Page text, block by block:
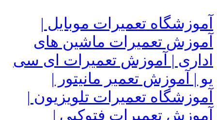
آموزشگاه تعمیرات موبایل |
آموزش تعمیرات ماشین های
اداری | آموزش تعمیرات ای سی
یو | آموزش تعمیر مانیتور |
آموزشگاه تعمیرات تلویزیون |
آموزش تعمیرات فتوکپی |